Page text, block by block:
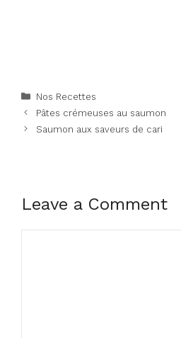
Categories
Nos Recettes
Pâtes crémeuses au saumon
Saumon aux saveurs de cari
Leave a Comment